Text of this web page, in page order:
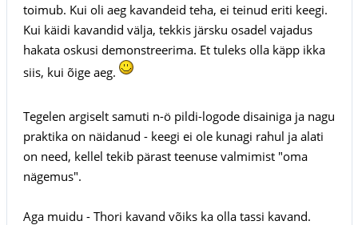
toimub. Kui oli aeg kavandeid teha, ei teinud eriti keegi.
Kui käidi kavandid välja, tekkis järsku osadel vajadus
hakata oskusi demonstreerima. Et tuleks olla käpp ikka
siis, kui õige aeg.
Tegelen argiselt samuti n-ö pildi-logode disainiga ja nagu
praktika on näidanud - keegi ei ole kunagi rahul ja alati
on need, kellel tekib pärast teenuse valmimist "oma
nägemus".
Aga muidu - Thori kavand võiks ka olla tassi kavand.